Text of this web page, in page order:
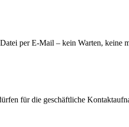
per E-Mail – kein Warten, keine
für die geschäftliche